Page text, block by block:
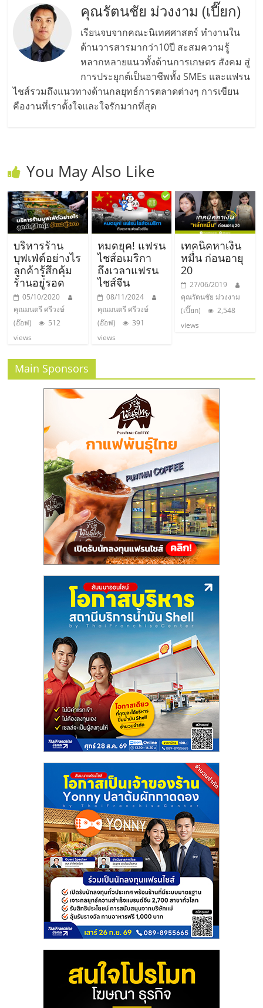
คุณรัตนชัย ม่วงงาม (เปี๊ยก)
เรียนจบจากคณะนิเทศศาสตร์ ทำงานใน
ด้านวารสารมากว่า10ปี สะสมความรู้
หลากหลายแนวทั้งด้านการเกษตร สังคม สู่
การประยุกต์เป็นอาชีพทั้ง SMEs และแฟรน
ไชส์รวมถึงแนวทางด้านกลยุทธ์การตลาดต่างๆ การเขียน
คืองานที่เราตั้งใจและใจรักมากที่สุด
You May Also Like
บริหารร้าน
บุฟเฟ่ต์อย่างไร
ลูกค้ารู้สึกคุ้ม
ร้านอยู่รอด
05/10/2020
คุณมนตรี ศรีวงษ์
(อ๊อฟ)
512
views
หมดยุค! แฟรน
ไชส์อเมริกา
ถึงเวลาแฟรน
ไชส์จีน
08/11/2024
คุณมนตรี ศรีวงษ์
(อ๊อฟ)
391
views
เทคนิคหาเงิน
หมื่น ก่อนอายุ
20
27/06/2019
คุณรัตนชัย ม่วงงาม
(เปี๊ยก)
2,548
views
Main Sponsors